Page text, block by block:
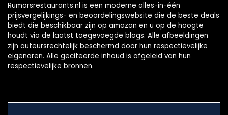
Rumorsrestaurants.nl is een moderne alles-in-één
prijsvergelijkings- en beoordelingswebsite die de beste deals
biedt die beschikbaar zijn op amazon en u op de hoogte
houdt via de laatst toegevoegde blogs. Alle afbeeldingen
zijn auteursrechtelijk beschermd door hun respectievelijke
eigenaren. Alle geciteerde inhoud is afgeleid van hun
respectievelijke bronnen.